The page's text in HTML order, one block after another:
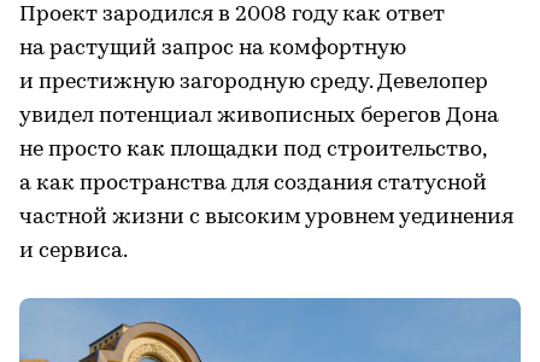
Проект зародился в 2008 году как ответ
на растущий запрос на комфортную
и престижную загородную среду. Девелопер
увидел потенциал живописных берегов Дона
не просто как площадки под строительство,
а как пространства для создания статусной
частной жизни с высоким уровнем уединения
и сервиса.